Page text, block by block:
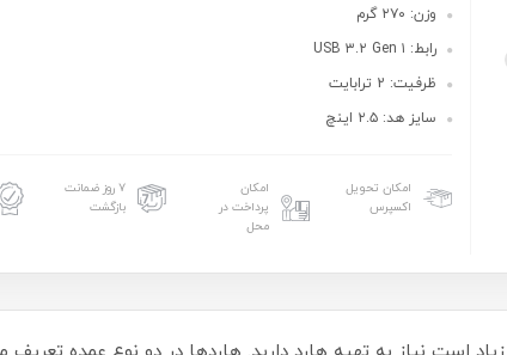
وزن: ۲۷۰ گرم
رابط: USB ۳.۲ Gen ۱
ظرفیت: 2 ترابایت
سایز هد: ۲.۵ اینچ
امکان تحویل
اکسپرس
امکان
پرداخت در
محل
۷ روز ضمانت
بازگشت